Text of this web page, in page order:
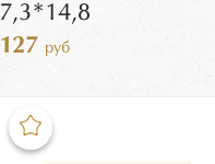
7,3*14,8
127 руб